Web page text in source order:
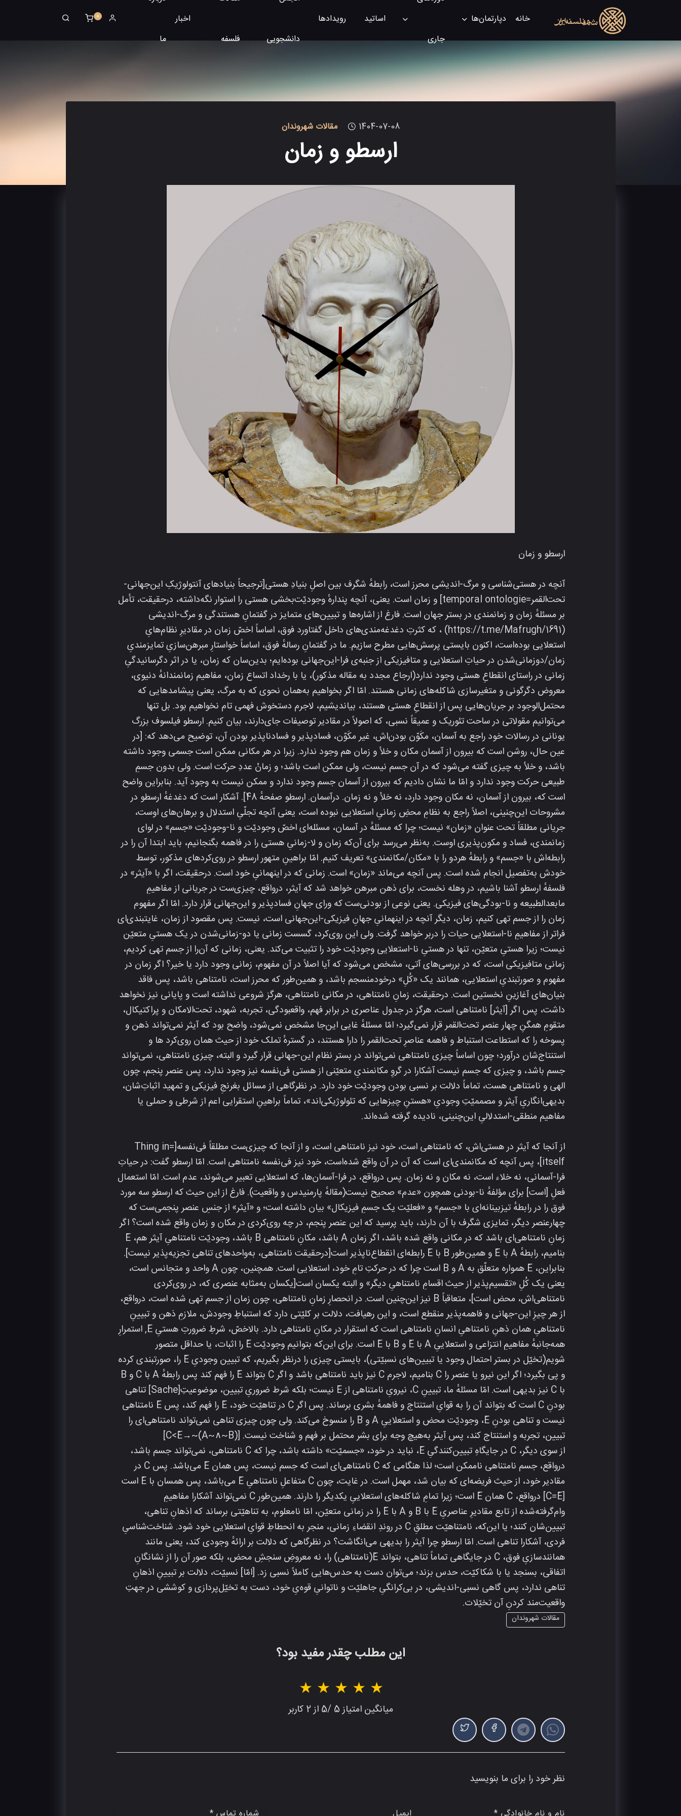
خانه دپارتمان‌ها
جاری
اساتید رویداد‌ها
دانشجویی فلسفه
اخبار
ما
0
مقالات شهروندان 1404-07-08
ارسطو و زمان
ارسطو و زمان
آنچه در هستی‌شناسی و مرگ-اندیشی محرز است، رابطهٔ شگرف بین اصلِ بنیادِ هستی[ترجیحاً بنیادهای آنتولوژیکِ این‌جهانی-
تحت‌القمر=temporal ontologie] و زمان است. یعنی، آنچه پندارهٔ وجودیّت‌بخشی هستی را استوار نگه‌داشته، درحقیقت، تأمل
بر مسئلهٔ زمان و زمانمندی در بستر جهان است. فارغ از اشاره‌ها و تبیین‌های متمایز در گفتمانِ هستندگی و مرگ-اندیشی
(https://t.me/Mafrugh/1691) ، که کثرتِ دغدغه‌مندی‌های داخل گفتاورد فوق، اساساً اخصّ زمان در مقادیرِ نظام‌هایِ
استعلایی بوده‌است، اکنون بایستی پرسش‌هایی مطرح سازیم. ما در گفتمانِ رسالهٔ فوق، اساساً خواستارِ مبرهن‌سازیِ تمایزمندیِ
زمان/دوزمانی‌شدن در حیاتِ استعلایی و متافیزیکی از جنبه‌ی فرا-این‌جهانی بوده‌ایم؛ بدین‌سان که زمان، یا در اثر دگرسانیدگیِ
زمانی در راستای انقطاعِ هستی وجود ندارد(ارجاع مجدد به مقاله مذکور)، یا با رخداد اتساع زمان، مفاهیم زمانمندانهٔ دنیوی،
معروض دگرگونی و متغیرسازی شاکله‌های زمانی هستند. امّا اگر بخواهیم به‌همان نحوی که به مرگ، یعنی پیشامدهایی که
محتمل‌الوجود بر جریان‌هایی پس از انقطاعِ هستی هستند، بیاندیشیم، لاجرم دستخوش فهمی تام نخواهیم بود. بل تنها
می‌توانیم مقولاتی در ساحت تئوریک و عمیقاً نسبی، که اصولاً در مقادیر توصیفات جای‌دارند، بیان کنیم. ارسطو فیلسوف بزرگ
یونانی در رسالات خود راجع به آسمان، مکَوّن بودن‌اش، غیر مکَوّن، فسادپذیر و فسادناپذیر بودن آن، توضیح می‌دهد که: [در
عین حال، روشن است که بیرون از آسمان مکان و خلأ و زمان هم وجود ندارد. زیرا در هر مکانی ممکن است جسمی وجود داشته
باشد، و خلأ به‌ چیزی گفته می‌شود که در آن جسم نیست، ولی ممکن است باشد؛ و زمانْ عددِ حرکت است. ولی بدون جسمِ
طبیعی حرکت وجود ندارد و امّا ما نشان دادیم که بیرون از آسمان جسم وجود ندارد و ممکن نیست به‌ وجود آید. بنابراین واضح
است که، بیرون از آسمان، نه مکان وجود دارد، نه خلأ و نه زمان. درآسمان. ارسطو صفحهٔ 48]. آشکار است که دغدغهٔ ارسطو در
مشروحات این‌چنینی، اصلاً راجع‌ به نظامِ محضِ زمانیِ استعلایی نبوده است، یعنی آنچه تجلّیِ استدلال و برهان‌های اوست،
جریانی مطلقاً تحت عنوان «زمان» نیست؛ چرا که مسئلهٔ در آسمان، مسئله‌ای اخصّ وجودیّت و نا-وجودیّت «جسم» در لوای
زمانمندی، فساد و مکون‌پذیری اوست. به‌نظر می‌رسد برای آن‌که زمان و لا-زمانیِ هستی را در فاهمه بگنجانیم، باید ابتدا آن را در
رابطه‌اش با «جسم» و رابطهٔ هردو را با «مکان/مکانمندی» تعریف کنیم. امّا براهینِ متهور ارسطو در روی‌کرد‌های مذکور، توسط
خودش به‌تفصیل انجام شده است. پس آنچه می‌ماند «زمان» است. زمانی که در اینهمانیِ خود است. درحقیقت، اگر با «آیثر» در
فلسفهٔ ارسطو آشنا باشیم، در وهله نخست، برای ذهن مبرهن خواهد شد که آیثر، درواقع، چیزی‌ست در جریانی از مفاهیمِ
مابعدالطبیعه و نا-بودگی‌های فیزیکی. یعنی نوعی از بودنی‌ست که ورای جهانِ فسادپذیر و این‌جهانی قرار دارد. امّا اگر مفهوم
زمان را از جسم تهی کنیم، زمان، دیگر آنچه در اینهمانیِ جهانِ فیزیکی-این‌جهانی است، نیست. پس مقصود از زمان، غایتبندی‌ای
فراتر از مفاهیمِ نا-استعلایی حیات را دربر خواهد گرفت. ولی این روی‌کرد، گسست زمانی یا دو-زمانی‌شدن در یک هستیِ متعیّن
نیست؛ زیرا هستیِ متعیّن، تنها در هستیِ نا-استعلایی وجودیّت خود را تثبیت می‌کند. یعنی، زمانی که آن‌را از جسم تهی کردیم،
زمانی متافیزیکی است، که در بررسی‌های آتی، مشخص می‌شود که آیا اصلاً در آن مفهوم، زمانی وجود دارد یا خیر؟ اگر زمان در
مفهوم و صورتبندی‌ِ استعلایی، همانند یک «کُلِ» درخودمنسجم باشد، و همین‌‌طور که محرز است، نامتناهی باشد، پس فاقد
بنیا‌ن‌های آغازینِ نخستین است. درحقیقت، زمانِ نامتناهی، در مکانی نامتناهی، هرگز شروعی نداشته است و پایانی نیز نخواهد
داشت، پس اگر [آیثر] نامتناهی است، هرگز در جدول عناصری در برابر فهم، واقعبودگی، تجربه، شهود، تحت‌الامکان و پراکتیکال،
متقومِ همگنِ چهار عنصر تحت‌القمر قرار نمی‌گیرد؛ امّا مسئله‌ٔ غایی این‌جا مشخص نمی‌شود، واضح بود که آیثر نمی‌تواند ذهن و
پسوخه را که استطاعت استنباط و فاهمه عناصرِ تحت‌القمر را دارا هستند، در گسترهٔ تملک خود از حیث همان روی‌کرد ها و
استنتاج‌شان درآورد؛ چون اساساً چیزی نامتناهی نمی‌تواند در بستر نظام این-جهانی قرار گیرد و البته، چیزی نامتناهی، نمی‌تواند
جسم باشد، و چیزی که جسم نیست آشکارا در گروِ مکانمندیِ متعیّنی از هستی فی‌نفسه نیز وجود ندارد، پس عنصر پنجم، چون
الهی و نامتناهی هست، تماماً دلالت بر نسبی بودن وجودیّت خود دارد. در نظرگاهی از مسائل بغرنجِ فیزیکی و تمهید اثباتِ‌شان،
بدیهی‌انگاریِ آیثر و مصممیّتِ وجودیِ «هستنِ چیزهایی که تئولوژیکی‌اند»، تماماً براهینِ استقرایی اعم از شرطی و حملی یا
مفاهیم منطقی-استدلالیِ این‌چنینی، نادیده گرفته‌ شده‌اند.
از آنجا که آیثر در هستی‌اش، که نامتناهی است، خود نیز نامتناهی است، و از آنجا که چیزی‌ست مطلقاً فی‌نفسه[=Thing in
itself]، پس آنچه که مکانمندی‌ای است که آن در آن واقع شده‌است، خود نیز فی‌نفسه نامتناهی است. امّا ارسطو گفت: در حیاتِ
فرا-آسمانی، نه خلاء است، نه مکان و نه زمان. پس درواقع، در فرا-آسمان‌ها، که استعلایی تعبیر می‌شوند، عدم است. امّا استعمال
فعلِ [است‌] برای مؤلفه‌ٔ نا-بودنی همچون «عدم» صحیح نیست(مقالهٔ پارمنیدس و واقعیت). فارغ از این‌ حیث که ارسطو سه مورد
فوق را در رابطهٔ تیزبینانه‌ای با «جسم» و «فعلیّت یک جسمِ فیزیکال» بیان داشته است؛ و «آیثر» از جنسِ عنصر پنجمی‌ست که
چهارعنصر دیگر، تمایزی شگرف با آن دارند، باید پرسید که این عنصر پنجم، در چه روی‌کردی در مکان و زمان واقع شده است؟ اگر
زمانِ نامتناهی‌ای باشد که در مکانی واقع شده باشد، اگر زمان A باشد، مکانِ نامتناهی B باشد، وجودیّت نامتناهیِ آیثر هم، ‌È
بنامیم، رابطهٔ A با È و همین‌طور B با È رابطه‌ای انقطاع‌ناپذیر است[درحقیقت نامتناهی، به‌واحد‌های تناهی تجزیه‌پذیر نیست].
بنابراین، È همواره متعلّق به A و B است چرا که در حرکتِ تامِ خود، استعلایی است. همچنین، چون A واحد و متجانس است،
یعنی یک کُلِ «تقسیم‌پذیر از حیث اقسامِ نامتناهیِ دیگر» و البته یکسان است[یکسان به‌مثابه عنصری که، در روی‌کردی
نامتناهی‌اش، محض است]، متعاقباً B نیز این‌چنین است. در انحصارِ زمانِ نامتناهی، چون زمان از جسم تهی شده است، درواقع،
از هر چیزِ این‌-جهانی و فاهمه‌پذیر منقطع است، و این رهیافت، دلالت بر کلیّتی دارد که استنباطِ وجودش، ملازمِ ذهن و تبیینِ
نامتناهیِ همان ذهنِ نامتناهیِ انسانِ نامتناهی است که استقرار در مکانِ نامتناهی دارد. بالاخصّ، شرطِ ضرورتِ هستیِ È, استمرارِ
همه‌جانبهٔ مفاهیمِ انتزاعی و استعلاییِ A با È و B با È است. برای این‌که بتوانیم وجودیّت È را اثبات، یا حداقل متصور
شویم(تخیّل در بستر احتمال وجود یا تبیین‌های نسبیّتی)، بایستی چیزی را درنظر بگیریم، که تبیین وجودیِ È را، صورتبندی کرده
و پی‌ بگیرد؛ اگر این نیرو یا عنصر را C بنامیم، لاجرم C نیز باید نامتناهی باشد و اگر C بتواند È را فهم کند پس رابطهٔ A با C و B
با C نیز بدیهی‌ است. امّا مسئلهٔ ما، تبیینِ C، نیرویِ نامتناهی از È نیست؛ بلکه شرط ضروریِ تبیین، موضوعیتِ[Sache] تناهی
بودنِ C است که بتواند آن را به قوایِ استنتاج و فاهمهٔ بشری برساند. پس اگر C در تناهیّت خود، È را فهم کند، پس È نامتناهی
نیست و تناهی بودنِ È، وجودیّت محض و استعلاییِ A و B را منسوخ می‌کند. ولی چون چیزی تناهی نمی‌تواند نامتناهی‌ای را
تبیین، تجربه و استنتاج کند، پس آیثر به‌هیچ وجه برای بشر محتمل بر فهم و شناخت نیست. [C<È→~(A~∧~B)]
از سوی دیگر، C در جایگاهِ تبیین‌کنندگیِ È، نباید در خود، «جسمیّت» داشته باشد، چرا که C نامتناهی، نمی‌تواند جسم باشد،
درواقع، جسم نامتناهی ناممکن است؛ لذا هنگامی که C نامتناهی‌ای است که جسم نیست، پس همان È می‌باشد. پس C در
مقادیر خود، از حیث فریضه‌ای که بیان شد، مهمل است. در غایت، چون C متفاعلِ نامتناهیِ È می‌باشد، پس همسان با È است
[C=È] درواقع، C همان È است؛ زیرا تمامِ شاکله‌های استعلاییِ یکدیگر را دارند. همین‌طور C نمی‌تواند آشکارا مفاهیمِ
وام‌گرفته‌شده از تابع مقادیرِ عناصریِ È با B و A با È را در زمانی متعیّن، امّا نامعلوم، به تناهیّتی برساند که اذهانِ تناهی،
تبیین‌شان کنند؛ یا این‌که، نامتناهیّت مطلقِ C در روندِ انقضاءِ زمانی، منجر به انحطاطِ قوایِ استعلایی خود شود. شناخت‌شناسیِ
فردی، آشکارا تناهی است. امّا ارسطو چرا آیثر را بدیهی می‌انگاشت؟ در نظرگاهی که دلالت بر ارائهٔ وجودی کند، یعنی مانند
همانندسازیِ فوق، C در جایگاهی تماماً تناهی، بتواند È(نامتناهی) را، نه معروضِ سنجشِ محض، بلکه صور آن را از نشانگانِ
اتفاقی، بسنجد یا با شکاکیّت، حدس بزند؛ می‌توان دست به حدس‌هایی کاملاً نسبی زد. [امّا] نسبیّت، دلالت بر تبیینِ اذهانِ
تناهی ندارد، پس گاهی نسبی-اندیشی، در بی‌کرانگیِ جاهلیّت و ناتوانیِ قوه‌یِ خود، دست به تخیّل‌پردازی و کوششی در جهتِ
واقعیت‌مند کردنِ آن تخیّلات.
مقالات شهروندان
این مطلب چقدر مفید بود؟
5 stars
4 stars
3 stars
2 stars
میانگین امتیاز5
/5 از2 کاربر
نظر خود را برای ما بنویسید